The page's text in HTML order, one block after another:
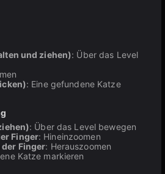
und ziehen): Über das Level
: Eine gefundene Katze
: Über das Level bewegen
Finger: Hineinzoomen
Finger: Herauszoomen
Katze markieren